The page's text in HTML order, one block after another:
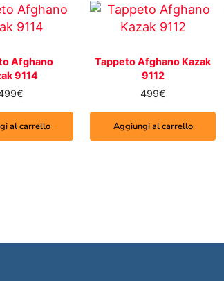
Afghano
9114
€
al carrello
Tappeto Afghano Kazak
9112
499€
Aggiungi al carrello